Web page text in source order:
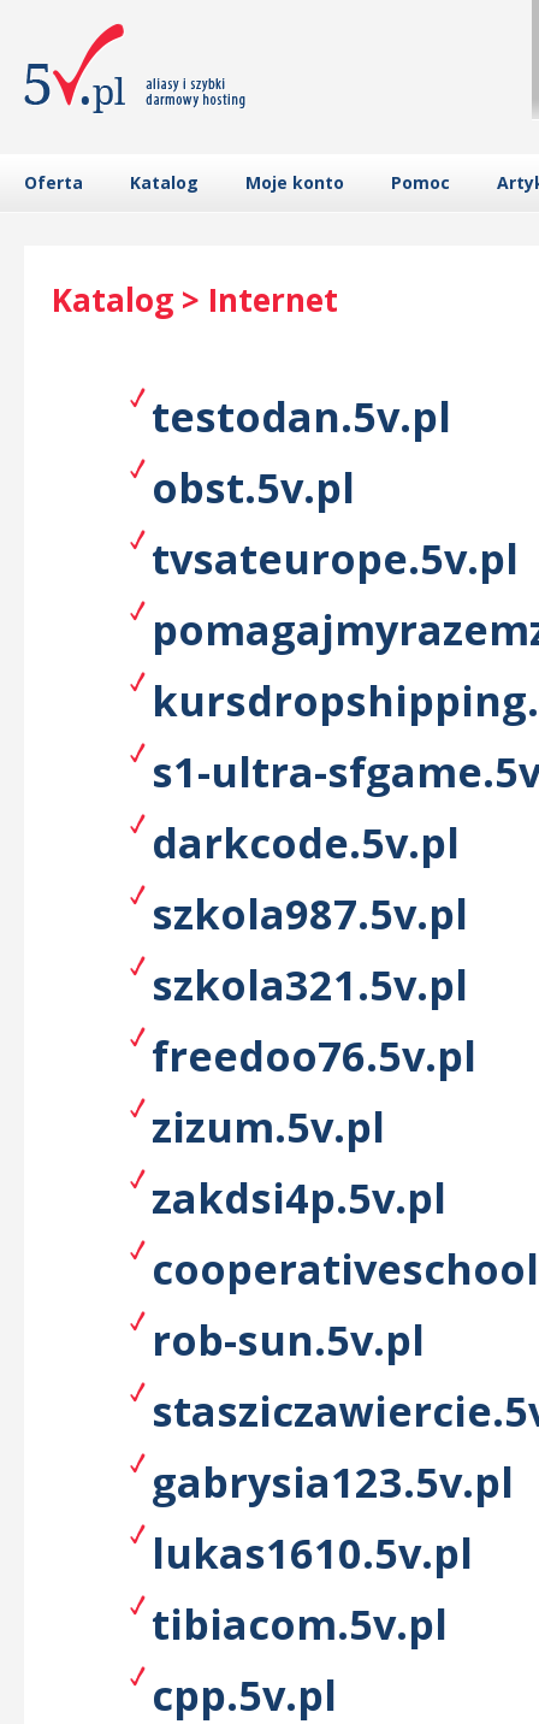
Oferta Katalog Moje konto Pomoc
Katalog > Internet
testodan.5v.pl
obst.5v.pl
tvsateurope.5v.pl
s1-ultra-
darkcode.5v.pl
szkola987.5v.pl
szkola321.5v.pl
freedoo76.5v.pl
zizum.5v.pl
zakdsi4p.5v.pl
rob-sun.5v.pl
gabrysia123.5v.pl
lukas1610.5v.pl
tibiacom.5v.pl
cpp.5v.pl